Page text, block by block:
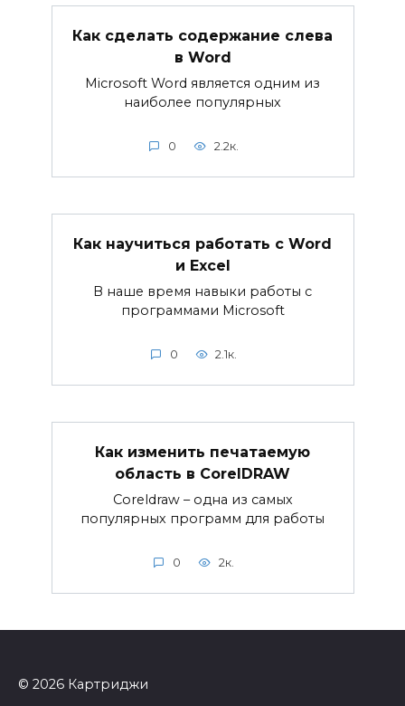
Как сделать содержание слева
в Word
Microsoft Word является одним из
наиболее популярных
0 2.2к.
Как научиться работать с Word
и Excel
В наше время навыки работы с
программами Microsoft
0 2.1к.
Как изменить печатаемую
область в CorelDRAW
Coreldraw – одна из самых
популярных программ для работы
0 2к.
© 2026 Картриджи